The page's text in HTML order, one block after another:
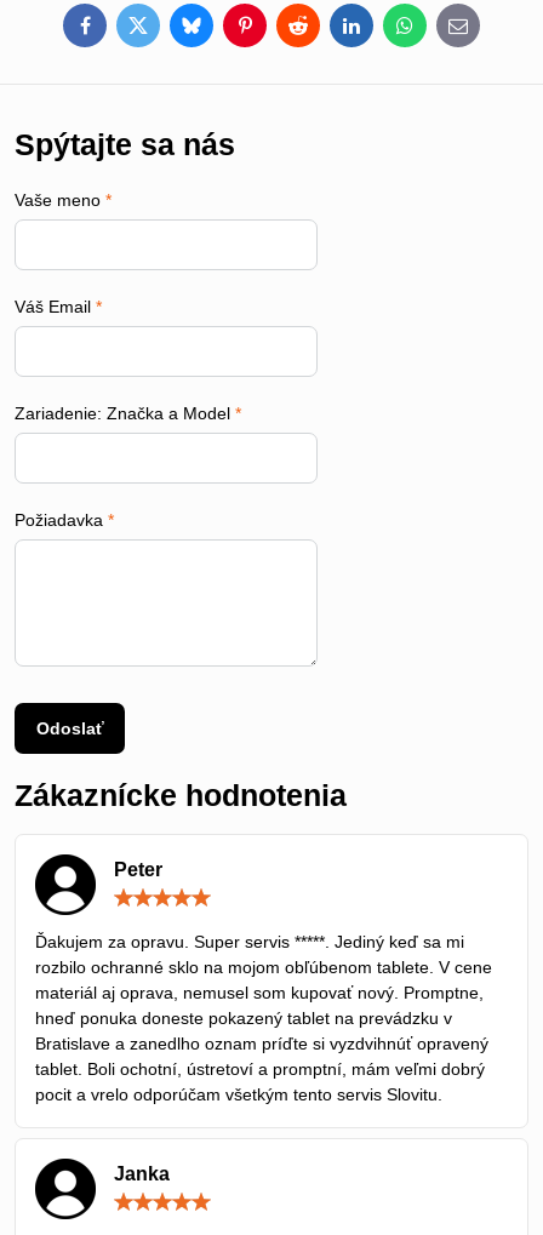
FacebookTwitterBlueskyPinterestRedditLinkedInWhatsApp
E-
mail
Spýtajte sa nás
Vaše meno *
Váš Email *
Zariadenie: Značka a Model *
Požiadavka *
Odoslať
Zákaznícke hodnotenia
Peter
5
Ďakujem za opravu. Super servis *****. Jediný keď sa mi
rozbilo ochranné sklo na mojom obľúbenom tablete. V cene
materiál aj oprava, nemusel som kupovať nový. Promptne,
hneď ponuka doneste pokazený tablet na prevádzku v
Bratislave a zanedlho oznam príďte si vyzdvihnúť opravený
tablet. Boli ochotní, ústretoví a promptní, mám veľmi dobrý
pocit a vrelo odporúčam všetkým tento servis Slovitu.
Janka